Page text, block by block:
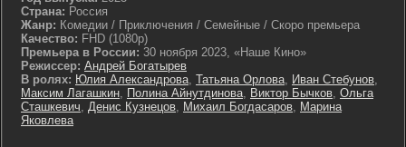
Страна: Россия
Жанр: Комедии / Приключения / Семейные / Скоро премьера
Качество: FHD (1080p)
Премьера в России: 30 ноября 2023, «Наше Кино»
Режиссер: Андрей Богатырев
В ролях: Юлия Александрова, Татьяна Орлова, Иван Стебунов,
Максим Лагашкин, Полина Айнутдинова, Виктор Бычков, Ольга
Сташкевич, Денис Кузнецов, Михаил Богдасаров, Марина
Яковлева